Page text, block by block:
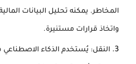
المخاطر. يمكنه تحليل البيانات
واتخاذ قرارات مستنيرة.
النقل: يُستخدم الذكاء الاصطناعي